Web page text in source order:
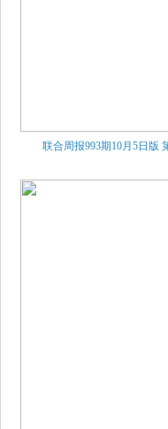
联合周报993期10月5日版